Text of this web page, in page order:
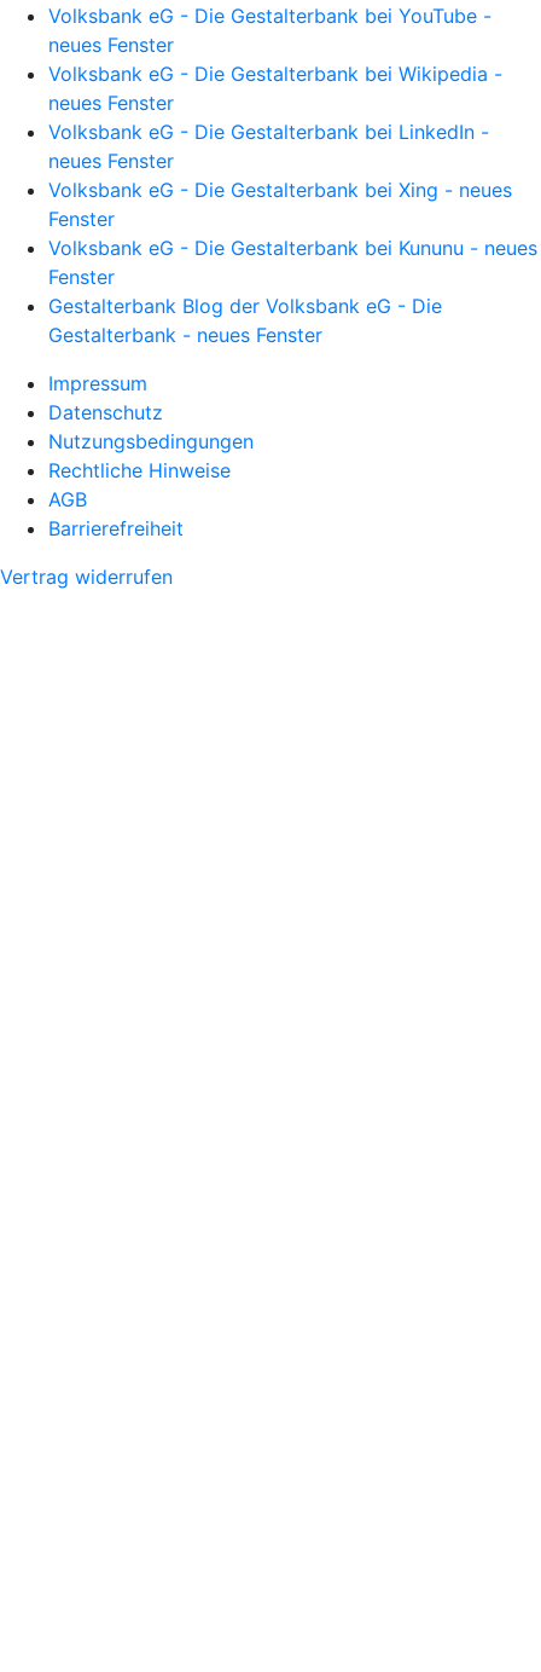
Volksbank eG - Die Gestalterbank bei YouTube -
neues Fenster
Volksbank eG - Die Gestalterbank bei Wikipedia -
neues Fenster
Volksbank eG - Die Gestalterbank bei LinkedIn -
neues Fenster
Volksbank eG - Die Gestalterbank bei Xing - neues
Fenster
Volksbank eG - Die Gestalterbank bei Kununu - neues
Fenster
Gestalterbank Blog der Volksbank eG - Die
Gestalterbank - neues Fenster
Impressum
Datenschutz
Nutzungsbedingungen
Rechtliche Hinweise
AGB
Barrierefreiheit
Vertrag widerrufen